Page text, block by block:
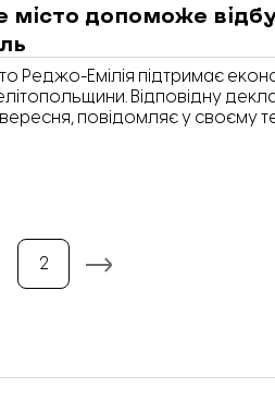
місто допоможе
Реджо-Емілія підтримає
Відповідну
повідомляє у своєму
2